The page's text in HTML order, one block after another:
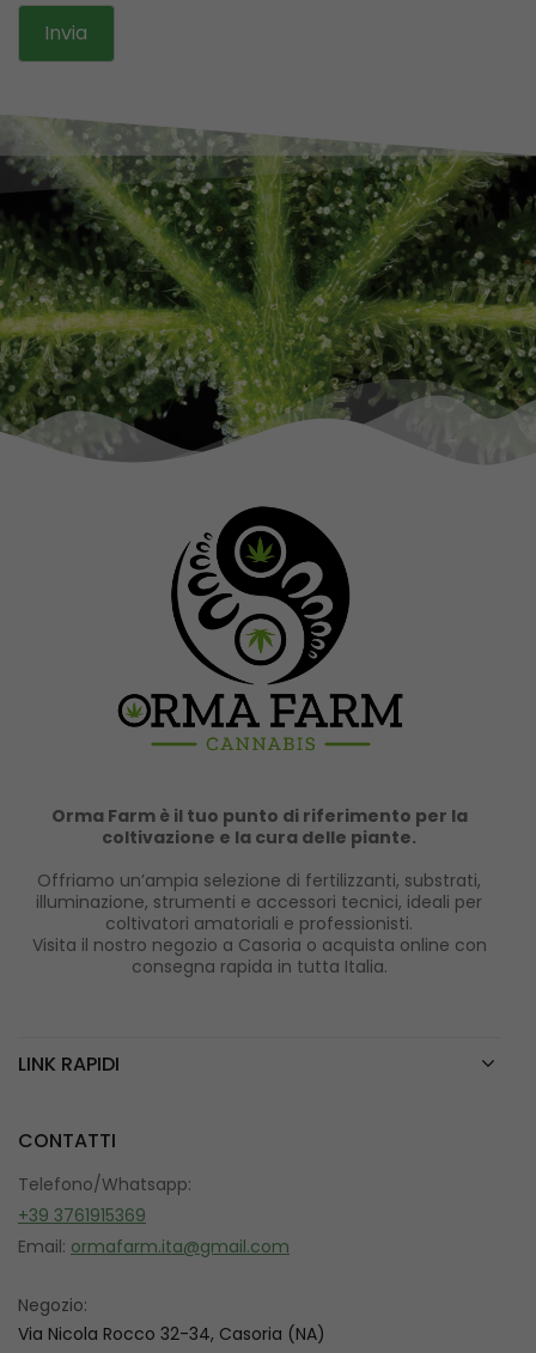
Orma Farm è il tuo punto di riferimento per la
coltivazione e la cura delle piante.
Offriamo un’ampia selezione di fertilizzanti, substrati,
illuminazione, strumenti e accessori tecnici, ideali per
coltivatori amatoriali e professionisti.
Visita il nostro negozio a Casoria o acquista online con
consegna rapida in tutta Italia.
LINK RAPIDI
CONTATTI
Telefono/Whatsapp:
+39 3761915369
Email: ormafarm.ita@gmail.com
Negozio:
Via Nicola Rocco 32-34, Casoria (NA)